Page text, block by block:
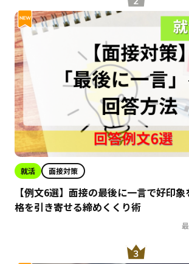
就活 面接対策
【例文6選】面接の最後に一言で好印
格を引き寄せる締めくくり術